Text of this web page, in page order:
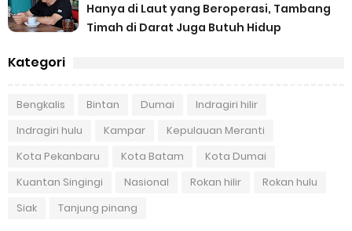
Hanya di Laut yang Beroperasi, Tambang
Timah di Darat Juga Butuh Hidup
Kategori
Bengkalis Bintan Dumai
Indragiri hilir
Indragiri hulu
Kampar
Kepulauan Meranti
Kota Pekanbaru
Kota Batam
Kota Dumai
Kuantan Singingi
Nasional Rokan hilir
Rokan hulu
Siak
Tanjung pinang